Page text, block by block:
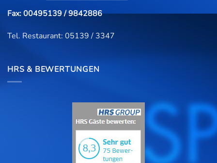
Fax: 00495139 / 9842886
Tel. Restaurant: 05139 / 3347
HRS & BEWERTUNGEN